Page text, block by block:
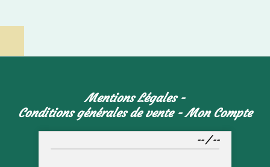
Mentions Légales
Conditions générales de vente
Mon Compte
-- /--